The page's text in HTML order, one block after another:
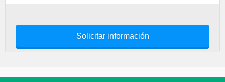
Solicitar información